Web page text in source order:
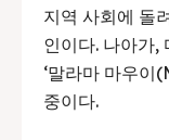
지역 사회에 돌
인이다. 나아가,
‘말라마 마우이
중이다.